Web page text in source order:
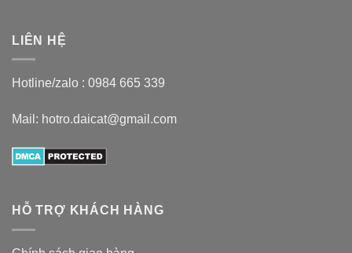
LIÊN HỆ
Hotline/zalo : 0984 665 339
Mail: hotro.daicat@gmail.com
HỖ TRỢ KHÁCH HÀNG